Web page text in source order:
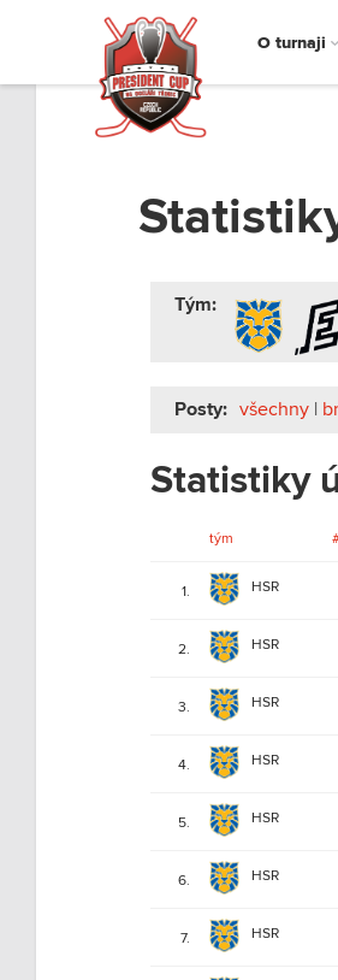
O turnaji
Tým:
Posty: všechny |
Statistiky
tým
1. HSR
2. HSR
3. HSR
4. HSR
5. HSR
6. HSR
7. HSR